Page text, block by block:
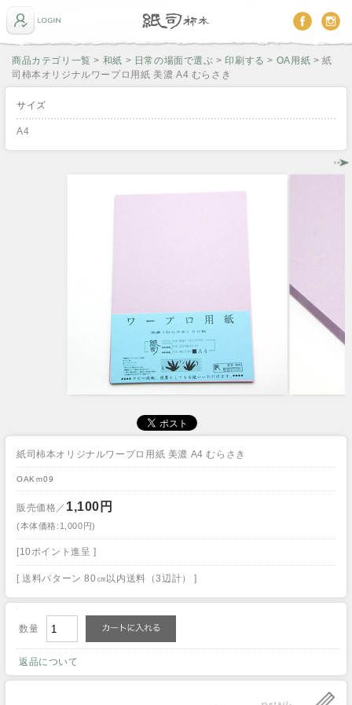
商品カテゴリ一覧 > 和紙 > 日常の場面で選ぶ > 印刷する > OA用紙 > 紙
司柿本オリジナルワープロ用紙 美濃 A4 むらさき
サイズ
A4
紙司柿本オリジナルワープロ用紙 美濃 A4 むらさき
OAKｍ09
販売価格／ 1,100円
(本体価格:1,000円)
[10ポイント進呈 ]
[ 送料パターン 80㎝以内送料（3辺計） ]
数量
返品について